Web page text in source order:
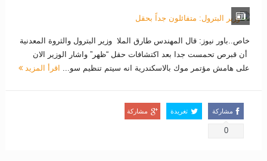
خاص..باور نيوز: قال المهندس طارق الملا وزير البترول والثروة المعدنية
أن قبرص تحمست جدا بعد اكتشافات حقل “ظهر” واشار الوزير الان
على هامش مؤتمر موك بالاسكندرية انه سيتم تنظيم سو... اقرأ المزيد
مشاركة
0
تغريدة مشاركة